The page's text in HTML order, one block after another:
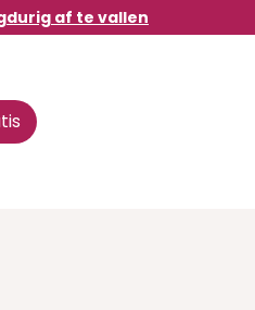
af te vallen